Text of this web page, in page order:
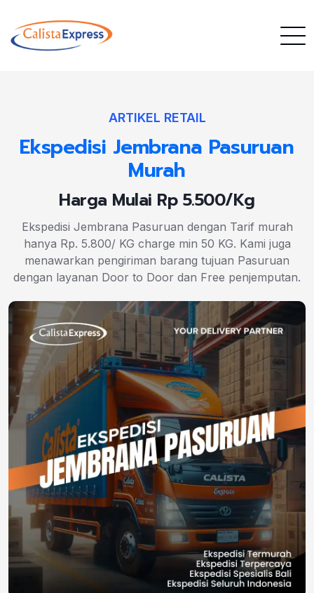
ARTIKEL RETAIL
Ekspedisi Jembrana Pasuruan
Murah
Harga Mulai Rp 5.500/Kg
Ekspedisi Jembrana Pasuruan dengan Tarif murah
hanya Rp. 5.800/ KG charge min 50 KG. Kami juga
menawarkan pengiriman barang tujuan Pasuruan
dengan layanan Door to Door dan Free penjemputan.